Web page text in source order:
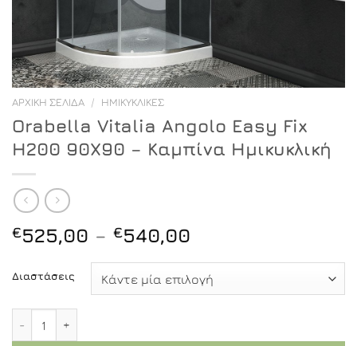
ΑΡΧΙΚΉ ΣΕΛΊΔΑ / ΗΜΙΚΥΚΛΙΚΈΣ
Orabella Vitalia Angolo Easy Fix
H200 90X90 – Καμπίνα Ημικυκλική
€525,00 – €540,00
€525,00
through
Διαστάσεις